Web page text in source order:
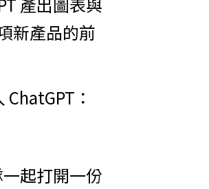
新產品的前
：
起打開一份